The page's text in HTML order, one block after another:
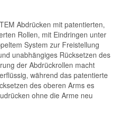
Abdrücken mit patentierten,
Rollen, mit Eindringen unter
System zur Freistellung
unabhängiges Rücksetzen des
der Abdrückrollen macht
während das patentierte
des oberen Arms es
ohne die Arme neu